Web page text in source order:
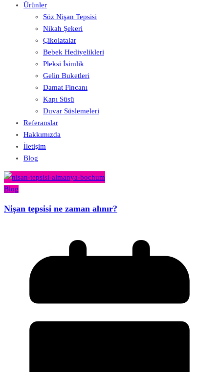
Ürünler
Söz Nişan Tepsisi
Nikah Şekeri
Çikolatalar
Bebek Hediyelikleri
Pleksi İsimlik
Gelin Buketleri
Damat Fincanı
Kapı Süsü
Duvar Süslemeleri
Referanslar
Hakkımızda
İletişim
Blog
Blog
Nişan tepsisi ne zaman alınır?